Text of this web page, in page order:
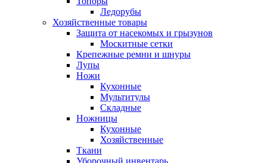
Ледорубы
Хозяйственные товары
Защита от насекомых и грызунов
Москитные сетки
Крепежные ремни и шнуры
Лупы
Ножи
Кухонные
Мультитулы
Складные
Ножницы
Кухонные
Хозяйственные
Ткани
Уборочный инвентарь